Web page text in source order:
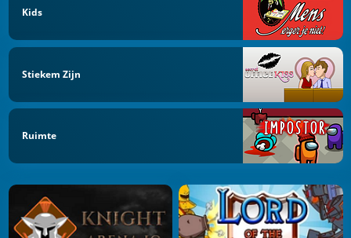
Kids
Stiekem Zijn
Ruimte